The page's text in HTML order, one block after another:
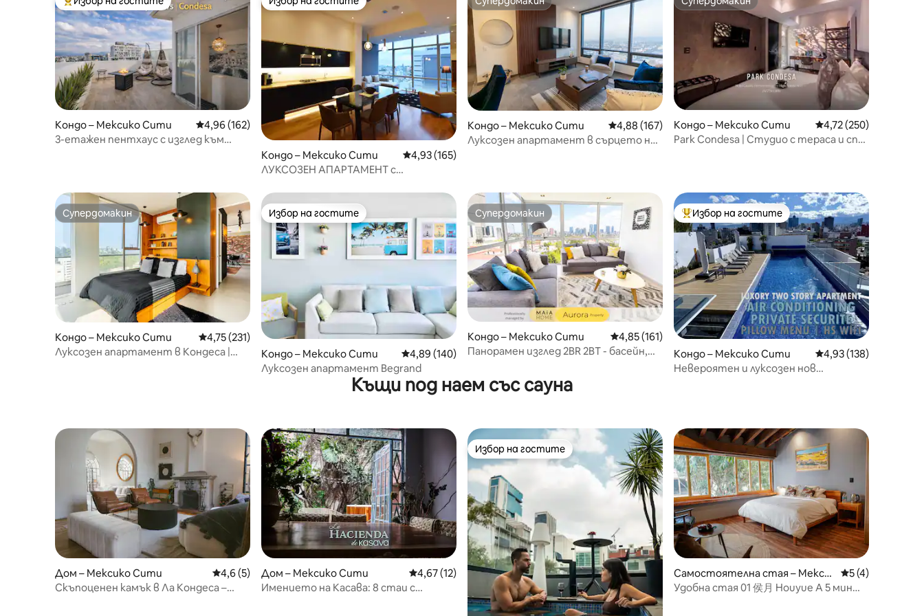
Най-популярен избор на гостите
Кондо – Мексико Сити Средна оценка: 4,96 от 5, 162 отзива
4,96 (162)
3-етажен пентхаус с изглед към
Избор на гостите
Кондо – Мексико Сити Средна оценка: 4,93 от 5, 165 отзива
4,93 (165)
ЛУКСОЗЕН АПАРТАМЕНТ с
Супердомакин
Кондо – Мексико Сити Средна оценка: 4,88 от 5, 167 отзива
4,88 (167)
Луксозен апартамент в сърцето на
Супердомакин
Кондо – Мексико Сити Средна оценка: 4,72
4,72 (250)
Park Condesa | Студио с тераса и спа
Супердомакин
Супердомакин
Кондо – Мексико Сити Средна оценка: 4,75 от 5, 231 отзива
4,75 (231)
Луксозен апартамент в Кондеса |
Избор на гостите
Избор на гостите
Кондо – Мексико Сити Средна оценка: 4,89 от 5, 140 отзива
4,89 (140)
Луксозен апартамент Begrand
Супердомакин
Супердомакин
Кондо – Мексико Сити Средна оценка: 4,85 от 5, 161 отзива
4,85 (161)
Панорамен изглед 2BR 2BT - басейн,
Най-популярен избор на гостите
Избор на гостите
Кондо – Мексико Сити Средна оценка: 4,93
4,93 (138)
Невероятен и луксозен нов
Къщи под наем със сауна
Дом – Мексико Сити Средна оценка: 4,6 от 5, 5 отзива
4,6 (5)
Скъпоценен камък в Ла Кондеса –
Дом – Мексико Сити Средна оценка: 4,67 от 5, 12 отзива
4,67 (12)
Имението на Касава: 8 стаи с
Избор на гостите
Избор на гостите
Самостоятелна стая – Мекси
ко Сити
Средна оценка:
5 (4)
Удобна стая 01 侯月 Houyue A 5 мин